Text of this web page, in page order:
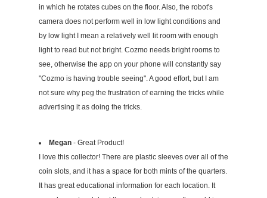
in which he rotates cubes on the floor. Also, the robot's
camera does not perform well in low light conditions and
by low light I mean a relatively well lit room with enough
light to read but not bright. Cozmo needs bright rooms to
see, otherwise the app on your phone will constantly say
"Cozmo is having trouble seeing". A good effort, but I am
not sure why peg the frustration of earning the tricks while
advertising it as doing the tricks.
Megan - Great Product!
I love this collector! There are plastic sleeves over all of the
coin slots, and it has a space for both mints of the quarters.
It has great educational information for each location. It